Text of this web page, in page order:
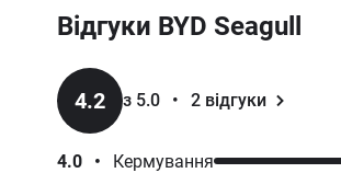
Відгуки BYD Seagull
4.2 з 5.0 • 2 відгуки
4.0 •
Кермування